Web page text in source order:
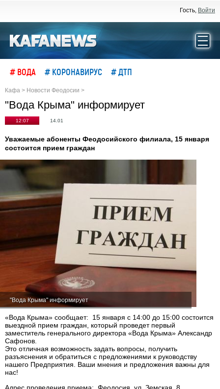
Гость, Войти
# ВОДА # КОРОНАВИРУС # ДТП
Кафа > Новости Феодосии >
"Вода Крыма" информирует
12:07 14.01
Уважаемые абоненты Феодосийского филиала, 15 января
состоится прием граждан
"Вода Крыма" информирует
«Вода Крыма» сообщает: 15 января с 14:00 до 15:00 состоится
выездной прием граждан, который проведет первый
заместитель генерального директора «Вода Крыма» Александр
Сафонов.
Это отличная возможность задать вопросы, получить
разъяснения и обратиться с предложениями к руководству
нашего Предприятия. Ваши мнения и предложения важны для
нас!